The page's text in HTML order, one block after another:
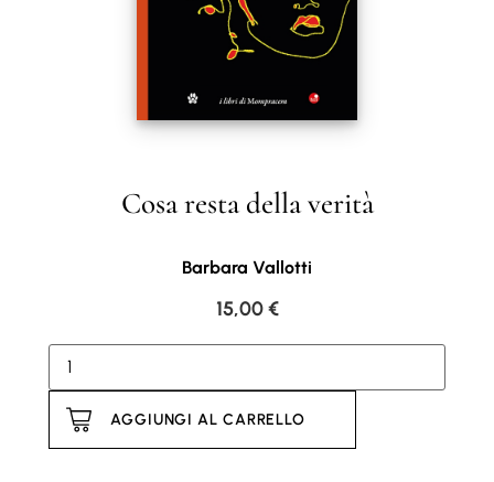
Cosa resta della verità
Barbara Vallotti
15,00€
AGGIUNGI AL CARRELLO